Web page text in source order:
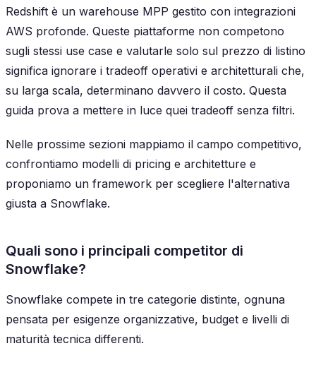
Redshift è un warehouse MPP gestito con integrazioni
AWS profonde. Queste piattaforme non competono
sugli stessi use case e valutarle solo sul prezzo di listino
significa ignorare i tradeoff operativi e architetturali che,
su larga scala, determinano davvero il costo. Questa
guida prova a mettere in luce quei tradeoff senza filtri.
Nelle prossime sezioni mappiamo il campo competitivo,
confrontiamo modelli di pricing e architetture e
proponiamo un framework per scegliere l'alternativa
giusta a Snowflake.
Quali sono i principali competitor di
Snowflake?
Snowflake compete in tre categorie distinte, ognuna
pensata per esigenze organizzative, budget e livelli di
maturità tecnica differenti.